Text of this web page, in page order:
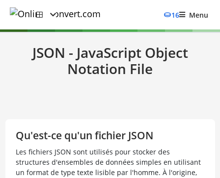
16 Menu
JSON - JavaScript Object
Notation File
Qu'est-ce qu'un fichier JSON
Les fichiers JSON sont utilisés pour stocker des
structures d'ensembles de données simples en utilisant
un format de type texte lisible par l'homme. À l'origine,